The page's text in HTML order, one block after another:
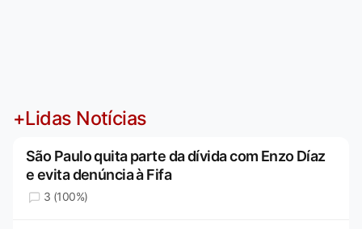
+Lidas Notícias
São Paulo quita parte da dívida com Enzo Díaz
e evita denúncia à Fifa
3 (100%)